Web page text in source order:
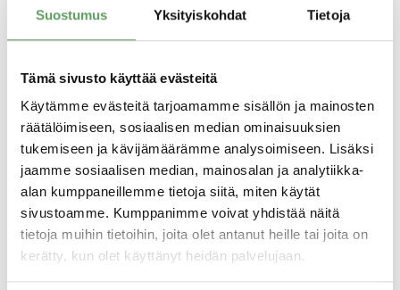
Suostumus Yksityiskohdat Tietoja
Tämä sivusto käyttää evästeitä
Käytämme evästeitä tarjoamamme sisällön ja mainosten
räätälöimiseen, sosiaalisen median ominaisuuksien
tukemiseen ja kävijämäärämme analysoimiseen. Lisäksi
jaamme sosiaalisen median, mainosalan ja analytiikka-
alan kumppaneillemme tietoja siitä, miten käytät
sivustoamme. Kumppanimme voivat yhdistää näitä
tietoja muihin tietoihin, joita olet antanut heille tai joita on
kerätty, kun olet käyttänyt heidän palvelujaan.